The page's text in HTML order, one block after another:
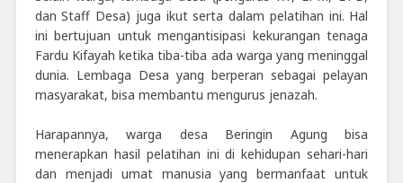
dan Staff Desa) juga ikut serta dalam pelatihan ini. Hal
ini bertujuan untuk mengantisipasi kekurangan tenaga
Fardu Kifayah ketika tiba-tiba ada warga yang meninggal
dunia. Lembaga Desa yang berperan sebagai pelayan
masyarakat, bisa membantu mengurus jenazah.
Harapannya, warga desa Beringin Agung bisa
menerapkan hasil pelatihan ini di kehidupan sehari-hari
dan menjadi umat manusia yang bermanfaat untuk